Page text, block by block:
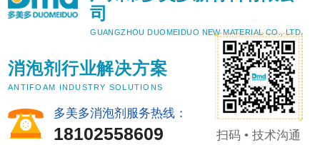
司
GUANGZHOU DUOMEIDUO NEW MATERIAL CO., LTD.
消泡剂行业解决方案
ANTIFOAM INDUSTRY SOLUTIONS
多美多消泡剂服务热线：
18102558609 扫码 • 技术沟通